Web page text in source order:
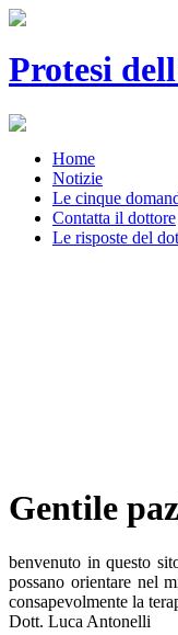
Protesi
Home
Notizie
Le cinque
Contatta il dottore
Le risposte del
Gentile
benvenuto in questo
possano orientare nel
consapevolmente la
Dott. Luca Antonelli